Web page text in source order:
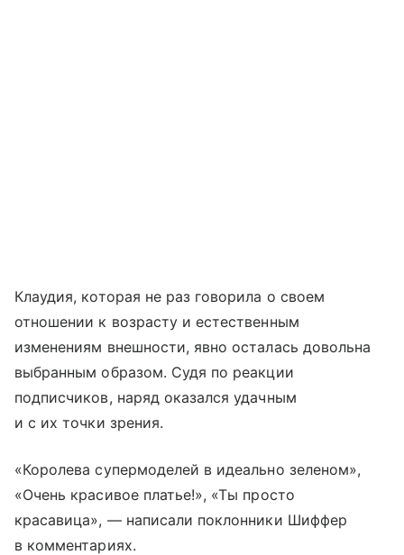
Клаудия, которая не раз говорила о своем
отношении к возрасту и естественным
изменениям внешности, явно осталась довольна
выбранным образом. Судя по реакции
подписчиков, наряд оказался удачным
и с их точки зрения.
«Королева супермоделей в идеально зеленом»,
«Очень красивое платье!», «Ты просто
красавица», — написали поклонники Шиффер
в комментариях.